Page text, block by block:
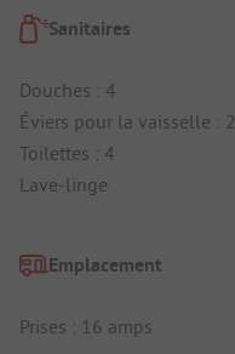
Sanitaires
Douches : 4
Éviers pour la vaisselle : 2
Toilettes : 4
Lave-linge
Emplacement
Prises : 16 amps